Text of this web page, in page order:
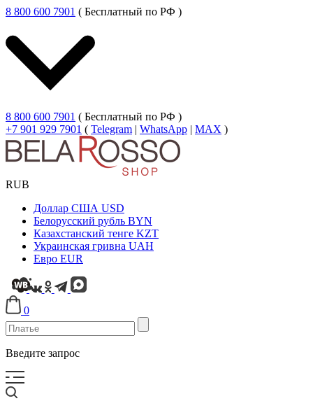
8 800 600 7901 ( Бесплатный по РФ )
8 800 600 7901 ( Бесплатный по РФ )
+7 901 929 7901 ( Telegram | WhatsApp | MAX )
RUB
Доллар США USD
Белорусский рубль BYN
Казахстанский тенге KZT
Украинская гривна UAH
Евро EUR
0
Введите запрос